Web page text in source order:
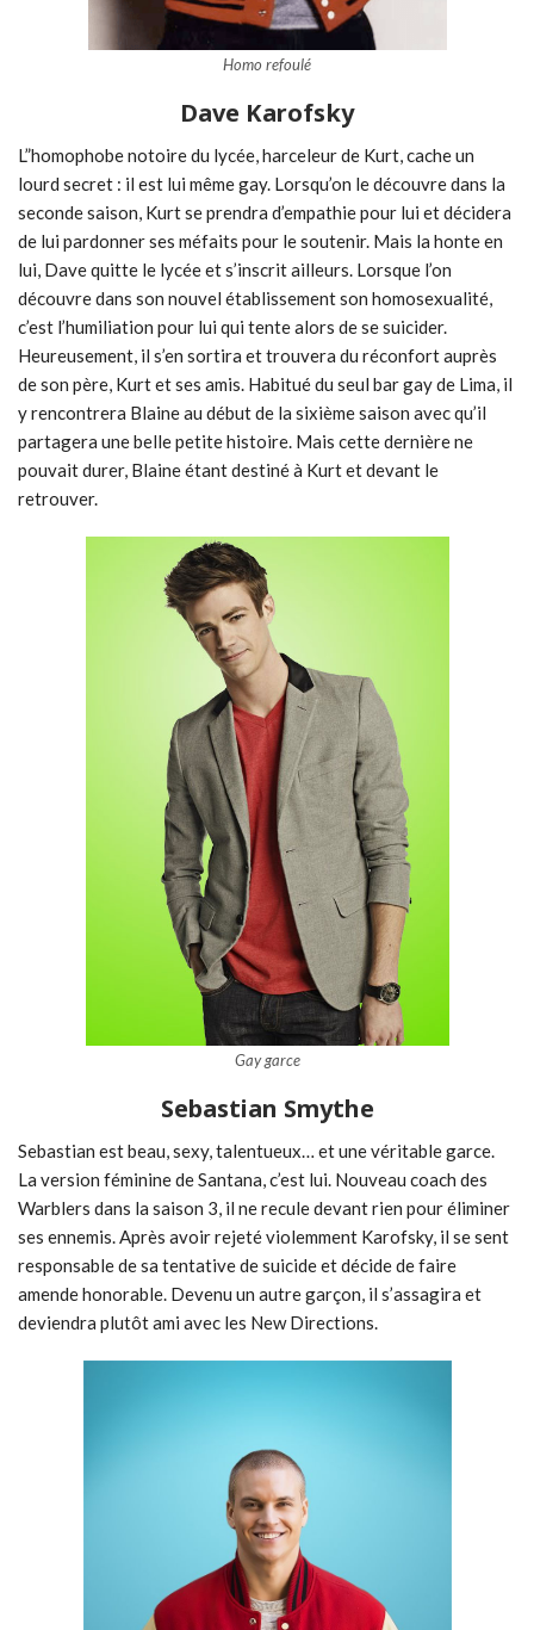
Homo refoulé
Dave Karofsky
L”homophobe notoire du lycée, harceleur de Kurt, cache un
lourd secret : il est lui même gay. Lorsqu’on le découvre dans la
seconde saison, Kurt se prendra d’empathie pour lui et décidera
de lui pardonner ses méfaits pour le soutenir. Mais la honte en
lui, Dave quitte le lycée et s’inscrit ailleurs. Lorsque l’on
découvre dans son nouvel établissement son homosexualité,
c’est l’humiliation pour lui qui tente alors de se suicider.
Heureusement, il s’en sortira et trouvera du réconfort auprès
de son père, Kurt et ses amis. Habitué du seul bar gay de Lima, il
y rencontrera Blaine au début de la sixième saison avec qu’il
partagera une belle petite histoire. Mais cette dernière ne
pouvait durer, Blaine étant destiné à Kurt et devant le
retrouver.
Gay garce
Sebastian Smythe
Sebastian est beau, sexy, talentueux… et une véritable garce.
La version féminine de Santana, c’est lui. Nouveau coach des
Warblers dans la saison 3, il ne recule devant rien pour éliminer
ses ennemis. Après avoir rejeté violemment Karofsky, il se sent
responsable de sa tentative de suicide et décide de faire
amende honorable. Devenu un autre garçon, il s’assagira et
deviendra plutôt ami avec les New Directions.